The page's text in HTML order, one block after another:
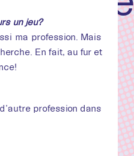
un jeu?
ma profession. Mais
En fait, au fur et
profession dans